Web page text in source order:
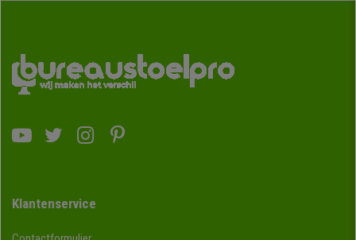
Klantenservice